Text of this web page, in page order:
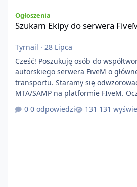
Ogłoszenia
Szukam Ekipy do serwera
Tyrnail · 28 Lipca
Cześć! Poszukuję osób do współtworzenia TRUCK RPG -
autorskiego serwera FiveM o
transportu. Staramy się
MTA/SAMP na platformie FIveM.
kontentu dla graczy którzy chcą
jeździć ciężarówką. Projekt tworzony jest od podstaw z
0 odpowiedzi 131